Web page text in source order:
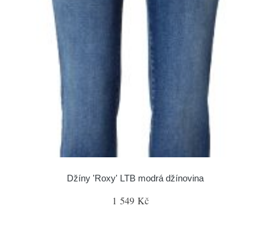
Džíny 'Roxy' LTB modrá džínovina
1 549 Kč